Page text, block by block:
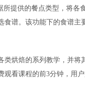
提供的餐点类型，将各
食谱。该功能下的食谱主
类烘焙的系列教学，并将
看课程的前3分钟，用户